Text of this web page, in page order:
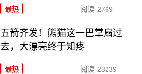
最热 阅读 2769
五箭齐发！熊猫这一巴掌扇过
去，大漂亮终于知疼
最热 阅读 23239